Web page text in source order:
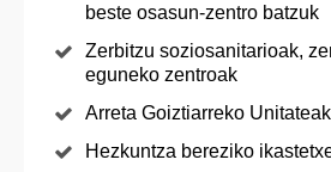
beste osasun-zentro batzuk
Zerbitzu soziosanitarioak,
eguneko zentroak
Arreta Goiztiarreko Unitateak
Hezkuntza bereziko